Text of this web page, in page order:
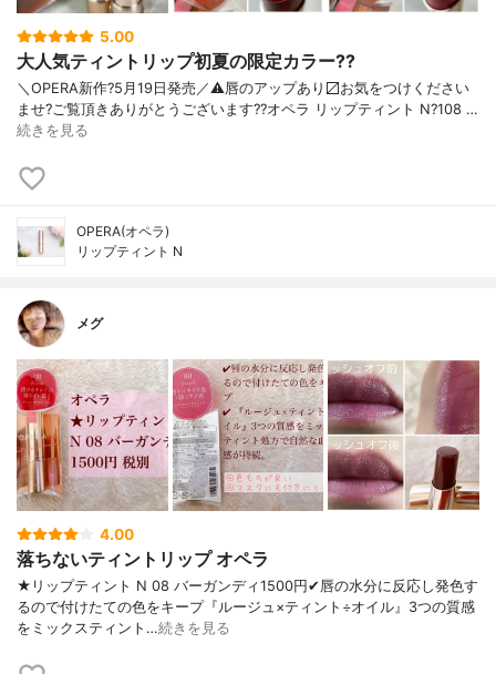
5.00
大人気ティントリップ初夏の限定カラー??
＼OPERA新作?5月19日発売／ ⚠️唇のアップあり〼 お気をつけください
ませ? ご覧頂きありがとうございます? ?オペラ リップティント N ?108 …
続きを見る
OPERA(オペラ)
リップティント N
メグ
4.00
落ちないティントリップ オペラ
★リップティント N 08 バーガンディ1500円✔︎唇の水分に反応し発色す
るので付けたての色をキープ『ルージュ×ティント÷オイル』3つの質感
をミックスティント…続きを見る